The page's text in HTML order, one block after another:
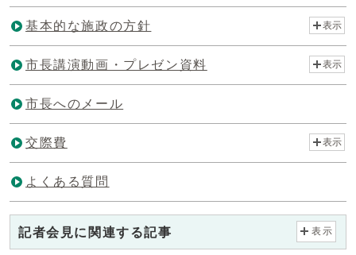
基本的な施政の方針 表示
市長講演動画・プレゼン資料 表示
市長へのメール
交際費 表示
よくある質問
記者会見に関連する記事 表示